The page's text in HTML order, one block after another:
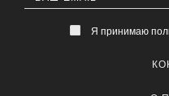
Я принимаю